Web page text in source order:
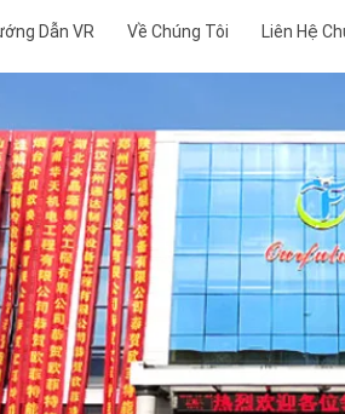
Dẫn VR Về Chúng Tôi Liên Hệ